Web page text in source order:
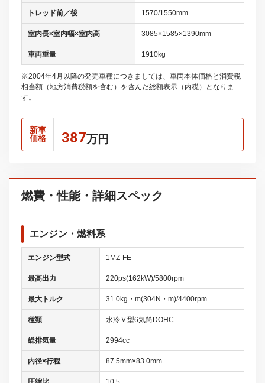
トレッド前／後 1570/1550mm
室内長×室内幅×室内高 3085×1585×1390mm
車両重量 1910kg
※2004年4月以降の発売車種につきましては、車両本体価格と消費税
相当額（地方消費税額を含む）を含んだ総額表示（内税）となりま
す。
新車
価格
387万円
燃費・性能・詳細スペック
エンジン・燃料系
エンジン型式 1MZ-FE
最高出力 220ps(162kW)/5800rpm
最大トルク 31.0kg・m(304N・m)/4400rpm
種類 水冷Ｖ型6気筒DOHC
総排気量 2994cc
内径×行程 87.5mm×83.0mm